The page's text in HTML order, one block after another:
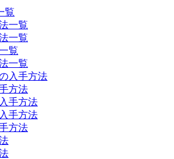
覧
一覧
一覧
覧
一覧
入手方法
方法
手方法
手方法
方法